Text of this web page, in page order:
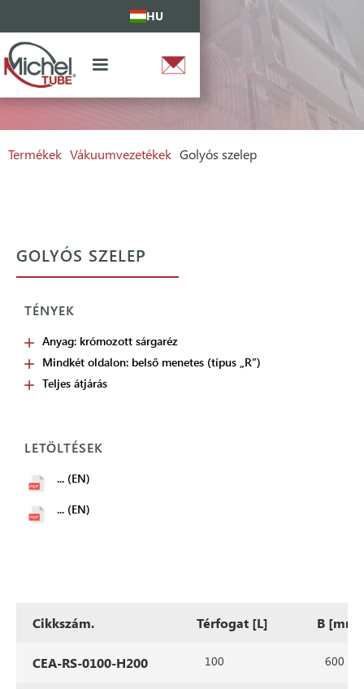
HU
Termékek Vákuumvezetékek Golyós szelep
GOLYÓS SZELEP
TÉNYEK
Anyag: krómozott sárgaréz
Mindkét oldalon: belső menetes (típus „R”)
Teljes átjárás
LETÖLTÉSEK
... (EN)
... (EN)
Cikkszám. Térfogat [L] B [mm]
CEA-RS-0100-H200 100 600